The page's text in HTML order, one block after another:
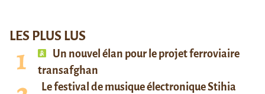
LES PLUS LUS
Un nouvel élan pour le projet ferroviaire
transafghan
Le festival de musique électronique Stihia